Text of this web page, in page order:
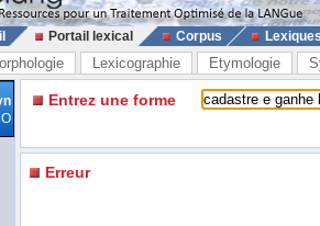
Portail lexical Corpus
Lexicographie Etymologie
Entrez une forme
Erreur